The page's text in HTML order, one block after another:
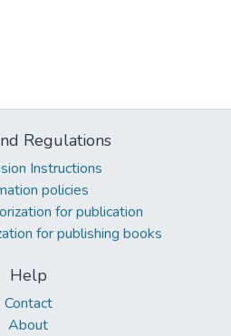
Regulations
Instructions
policies
for publication
for publishing books
Help
Contact
About